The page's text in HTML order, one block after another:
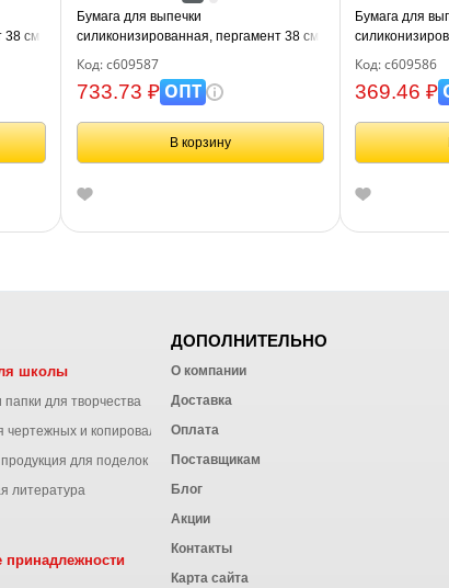
38 см
Бумага для выпечки
силиконизированная, пергамент 38 см
х 100 м, цвет коричневый, LAIMA, CH,
609587
Код: с609587
733.73 ₽ОПТ
В корзину
Бумага для
х 50 м, цвет
Код: с609586
369.46 ₽
школы
для творчества
чертежных и копировальных работ
для поделок
литература
ДОПОЛНИТЕЛЬНО
О компании
Доставка
Оплата
Поставщикам
Блог
Акции
Контакты
Карта сайта